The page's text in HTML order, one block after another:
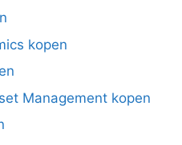
kopen
Management kopen